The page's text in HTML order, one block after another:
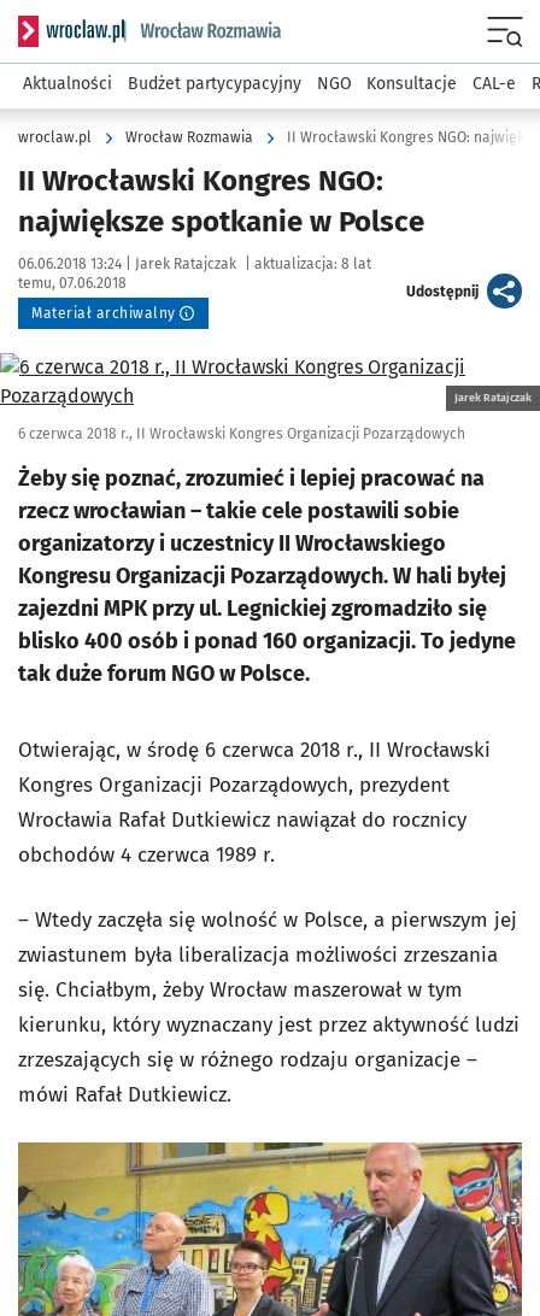
Serwis informacyjny wroclaw.pl podserwis: Rozmawia
Aktualności Budżet partycypacyjny NGO Konsultacje CAL-e
wroclaw.pl Wrocław Rozmawia II Wrocławski Kongres NGO:
II Wrocławski Kongres NGO:
największe spotkanie w Polsce
Data publikacji:
06.06.2018 13:24 | Autor:
Jarek Ratajczak aktualizacja: 8 lat
temu, 07.06.2018
Materiał archiwalny
Udostępnijartykuł
Kliknij, aby powiększyć
Jarek Ratajczak
6 czerwca 2018 r., II Wrocławski Kongres Organizacji Pozarządowych
Żeby się poznać, zrozumieć i lepiej pracować na
rzecz wrocławian – takie cele postawili sobie
organizatorzy i uczestnicy II Wrocławskiego
Kongresu Organizacji Pozarządowych. W hali byłej
zajezdni MPK przy ul. Legnickiej zgromadziło się
blisko 400 osób i ponad 160 organizacji. To jedyne
tak duże forum NGO w Polsce.
Otwierając, w środę 6 czerwca 2018 r., II Wrocławski
Kongres Organizacji Pozarządowych, prezydent
Wrocławia Rafał Dutkiewicz nawiązał do rocznicy
obchodów 4 czerwca 1989 r.
– Wtedy zaczęła się wolność w Polsce, a pierwszym jej
zwiastunem była liberalizacja możliwości zrzeszania
się. Chciałbym, żeby Wrocław maszerował w tym
kierunku, który wyznaczany jest przez aktywność ludzi
zrzeszających się w różnego rodzaju organizacje –
mówi Rafał Dutkiewicz.